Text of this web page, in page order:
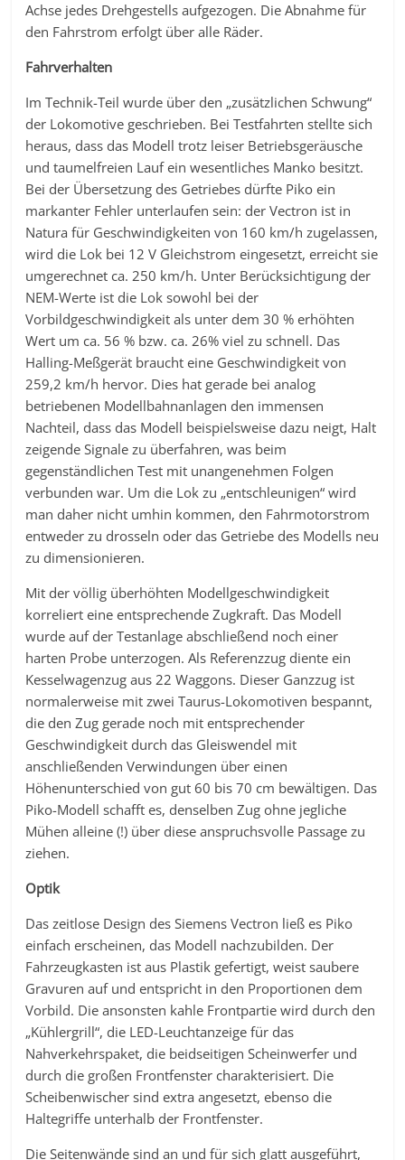
Achse jedes Drehgestells aufgezogen. Die Abnahme für
den Fahrstrom erfolgt über alle Räder.
Fahrverhalten
Im Technik-Teil wurde über den „zusätzlichen Schwung“
der Lokomotive geschrieben. Bei Testfahrten stellte sich
heraus, dass das Modell trotz leiser Betriebsgeräusche
und taumelfreien Lauf ein wesentliches Manko besitzt.
Bei der Übersetzung des Getriebes dürfte Piko ein
markanter Fehler unterlaufen sein: der Vectron ist in
Natura für Geschwindigkeiten von 160 km/h zugelassen,
wird die Lok bei 12 V Gleichstrom eingesetzt, erreicht sie
umgerechnet ca. 250 km/h. Unter Berücksichtigung der
NEM-Werte ist die Lok sowohl bei der
Vorbildgeschwindigkeit als unter dem 30 % erhöhten
Wert um ca. 56 % bzw. ca. 26% viel zu schnell. Das
Halling-Meßgerät braucht eine Geschwindigkeit von
259,2 km/h hervor. Dies hat gerade bei analog
betriebenen Modellbahnanlagen den immensen
Nachteil, dass das Modell beispielsweise dazu neigt, Halt
zeigende Signale zu überfahren, was beim
gegenständlichen Test mit unangenehmen Folgen
verbunden war. Um die Lok zu „entschleunigen“ wird
man daher nicht umhin kommen, den Fahrmotorstrom
entweder zu drosseln oder das Getriebe des Modells neu
zu dimensionieren.
Mit der völlig überhöhten Modellgeschwindigkeit
korreliert eine entsprechende Zugkraft. Das Modell
wurde auf der Testanlage abschließend noch einer
harten Probe unterzogen. Als Referenzzug diente ein
Kesselwagenzug aus 22 Waggons. Dieser Ganzzug ist
normalerweise mit zwei Taurus-Lokomotiven bespannt,
die den Zug gerade noch mit entsprechender
Geschwindigkeit durch das Gleiswendel mit
anschließenden Verwindungen über einen
Höhenunterschied von gut 60 bis 70 cm bewältigen. Das
Piko-Modell schafft es, denselben Zug ohne jegliche
Mühen alleine (!) über diese anspruchsvolle Passage zu
ziehen.
Optik
Das zeitlose Design des Siemens Vectron ließ es Piko
einfach erscheinen, das Modell nachzubilden. Der
Fahrzeugkasten ist aus Plastik gefertigt, weist saubere
Gravuren auf und entspricht in den Proportionen dem
Vorbild. Die ansonsten kahle Frontpartie wird durch den
„Kühlergrill“, die LED-Leuchtanzeige für das
Nahverkehrspaket, die beidseitigen Scheinwerfer und
durch die großen Frontfenster charakterisiert. Die
Scheibenwischer sind extra angesetzt, ebenso die
Haltegriffe unterhalb der Frontfenster.
Die Seitenwände sind an und für sich glatt ausgeführt,